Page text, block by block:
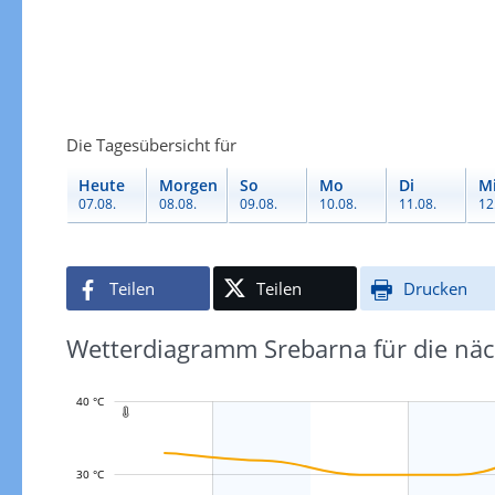
Die Tagesübersicht für
Heute
07.08.
Morgen
08.08.
So
09.08.
Mo
10.08.
Di
11.08.
Mi
Teilen Teilen Drucken
Wetterdiagramm Srebarna für die

30 °C
40 °C